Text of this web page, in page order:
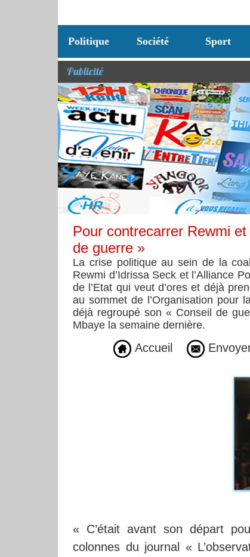
Politique Société Sport
Publicité
Pour contrecarrer Rewmi
de guerre »
La crise politique au sein de la
Rewmi d’Idrissa Seck et l’Alliance
de l’Etat qui veut d’ores et déjà
au sommet de l’Organisation pour
déjà regroupé son « Conseil de
Mbaye la semaine dernière.
Accueil
« C’était avant son départ
colonnes du journal «